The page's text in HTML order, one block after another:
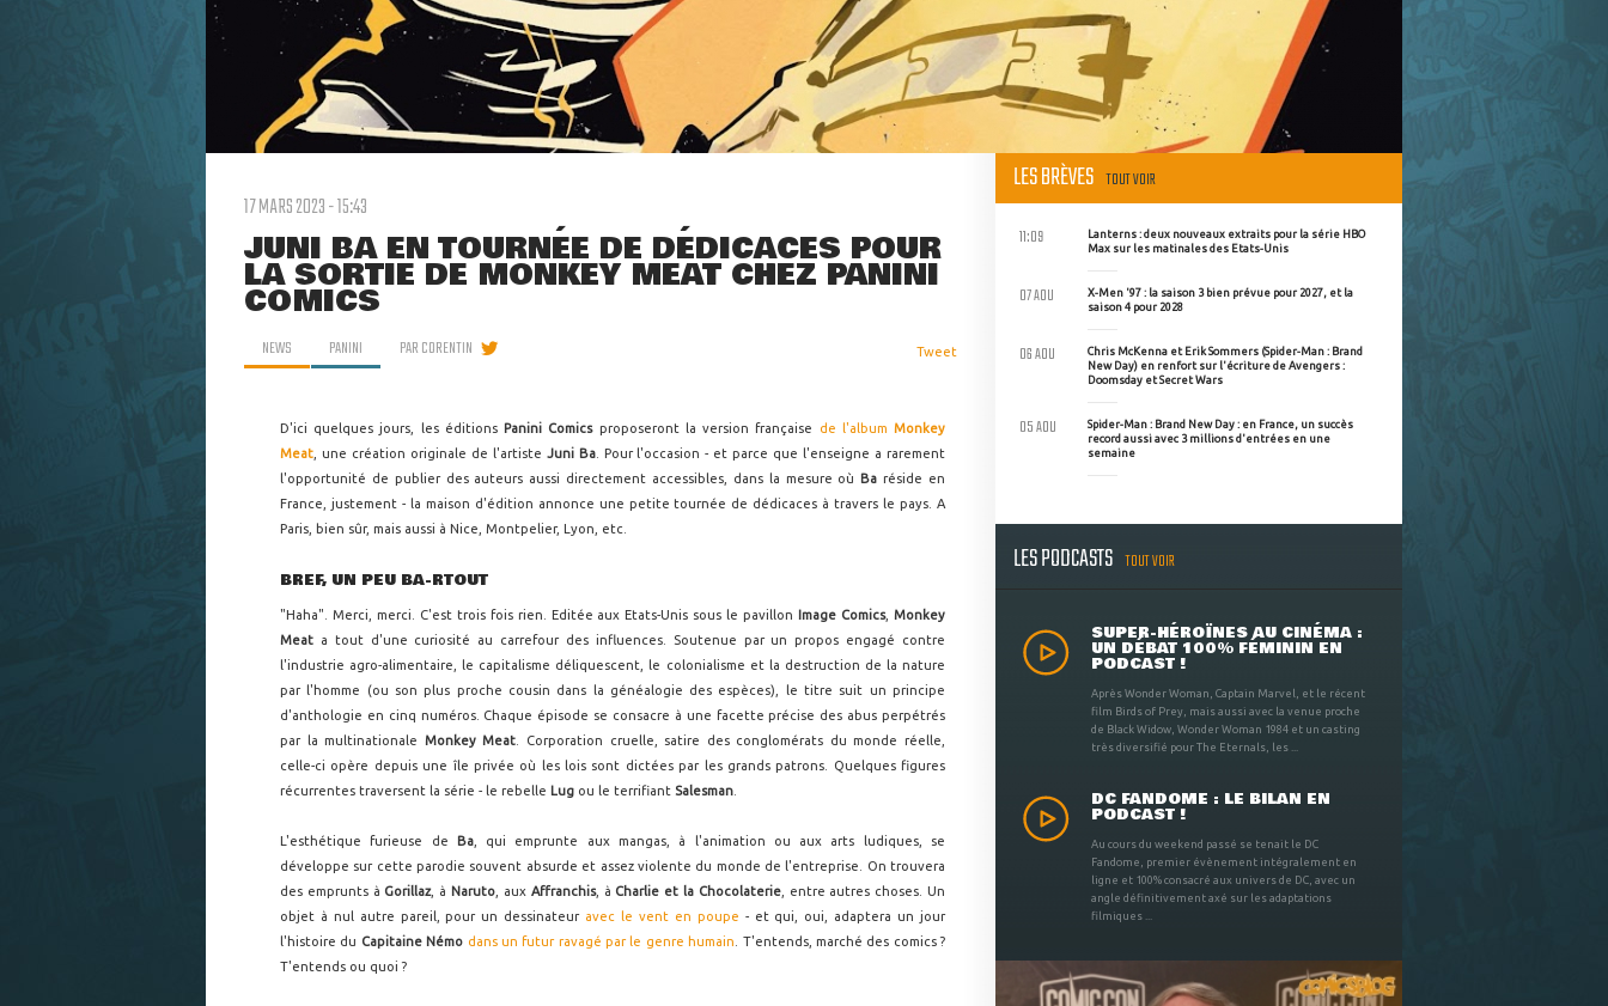
17 MARS 2023 - 15:43
JUNI BA EN TOURNÉE DE DÉDICACES POUR
LA SORTIE DE MONKEY MEAT CHEZ PANINI
COMICS
NEWS PANINI PARCORENTIN Tweet
D'ici quelques jours, les éditions Panini Comicsproposeront la version française de l'albumMonkey
Meat , une création originale de l'artiste Juni Ba. Pour l'occasion - et parce que l'enseigne a rarement
l'opportunité de publier des auteurs aussi directement accessibles, dans la mesure où Ba réside en
France, justement - la maison d'édition annonce une petite tournée de dédicaces à travers le pays. A
Paris, bien sûr, mais aussi à Nice, Montpelier, Lyon, etc.
BREF, UN PEU BA-RTOUT
"Haha". Merci, merci. C'est trois fois rien. Editée aux Etats-Unis sous le pavillon Image Comics,Monkey
Meat a tout d'une curiosité au carrefour des influences. Soutenue par un propos engagé contre
l'industrie agro-alimentaire, le capitalisme déliquescent, le colonialisme et la destruction de la nature
par l'homme (ou son plus proche cousin dans la généalogie des espèces), le titre suit un principe
d'anthologie en cinq numéros. Chaque épisode se consacre à une facette précise des abus perpétrés
par la multinationale Monkey Meat . Corporation cruelle, satire des conglomérats du monde réelle,
celle-ci opère depuis une île privée où les lois sont dictées par les grands patrons. Quelques figures
récurrentes traversent la série - le rebelle Lug ou le terrifiant Salesman
L'esthétique furieuse de Ba, qui emprunte aux mangas, à l'animation ou aux arts ludiques, se
développe sur cette parodie souvent absurde et assez violente du monde de l'entreprise. On trouvera
des emprunts à Gorillaz, à Naruto , aux Affranchis, à Charlie et la Chocolaterie, entre autres choses. Un
objet à nul autre pareil, pour un dessinateur avec le vent en poupe - et qui, oui, adaptera un jour
l'histoire du Capitaine Némo dans un futur ravagé par le genre humain . T'entends, marché des comics ?
T'entends ou quoi ?
LES BRÈVES TOUT VOIR
Lanterns : deux nouveaux extraits pour la série HBO
Max sur les matinales des Etats-Unis
11:09
X-Men '97 : la saison 3 bien prévue pour 2027, et la
saison 4 pour 2028
07 AOU
Chris McKenna et Erik Sommers (Spider-Man : Brand
New Day) en renfort sur l'écriture de Avengers :
Doomsday et Secret Wars
06 AOU
Spider-Man : Brand New Day : en France, un succès
record aussi avec 3 millions d'entrées en une
semaine
05 AOU
LES PODCASTS TOUT VOIR
SUPER-HÉROÏNES AU CINÉMA :
UN DÉBAT 100% FÉMININ EN
PODCAST !
Après Wonder Woman, Captain Marvel, et le récent
film Birds of Prey, mais aussi avec la venue proche
de Black Widow, Wonder Woman 1984 et un casting
très diversifié pour The Eternals, les ...
DC FANDOME : LE BILAN EN
PODCAST !
Au cours du weekend passé se tenait le DC
Fandome, premier évènement intégralement en
ligne et 100% consacré aux univers de DC, avec un
angle définitivement axé sur les adaptations
filmiques ...